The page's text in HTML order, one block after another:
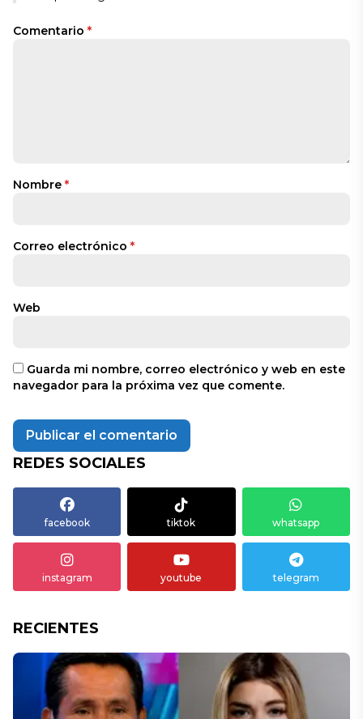
Comentario *
Nombre *
Correo electrónico *
Web
Guarda mi nombre, correo electrónico y web en este
navegador para la próxima vez que comente.
REDES SOCIALES
facebook tiktok whatsapp
instagram youtube telegram
RECIENTES